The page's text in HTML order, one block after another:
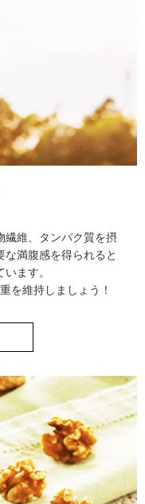
繊維、タンパク質を摂
満腹感を得られると
ます。
を維持しましょう！